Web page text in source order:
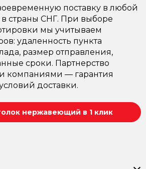
поставку в любой
страны СНГ. При выборе
мы учитываем
удаленность пункта
размер отправления,
сроки. Партнерство
компаниями — гарантия
доставки.
нержавеющий в 1 клик